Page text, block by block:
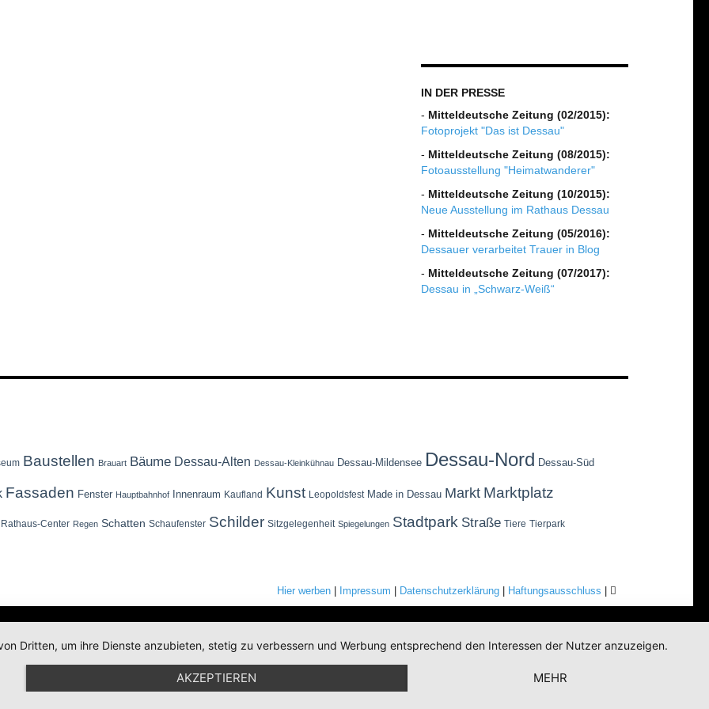
IN DER PRESSE
- Mitteldeutsche Zeitung (02/2015):
Fotoprojekt "Das ist Dessau"
- Mitteldeutsche Zeitung (08/2015):
Fotoausstellung "Heimatwanderer"
- Mitteldeutsche Zeitung (10/2015):
Neue Ausstellung im Rathaus Dessau
- Mitteldeutsche Zeitung (05/2016):
Dessauer verarbeitet Trauer in Blog
- Mitteldeutsche Zeitung (07/2017):
Dessau in „Schwarz-Weiß“
Baustellen Brauart Bäume Dessau-Alten Dessau-Kleinkühnau Dessau-Mildensee Dessau-Nord Dessau-Süd
Fassaden Fenster Hauptbahnhof Innenraum Kaufland Kunst Leopoldsfest Made in Dessau Markt Marktplatz
Rathaus-Center Regen Schatten Schaufenster Schilder Sitzgelegenheit Spiegelungen Stadtpark Straße Tiere Tierpark
Hier werben Impressum Datenschutzerklärung Haftungsausschluss
Dritten, um ihre Dienste anzubieten, stetig zu verbessern und Werbung entsprechend den Interessen der Nutzer anzuzeigen.
AKZEPTIEREN MEHR